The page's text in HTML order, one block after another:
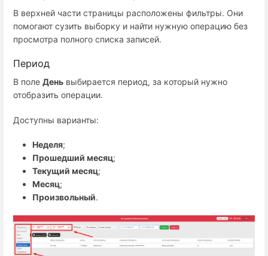
В верхней части страницы расположены фильтры. Они
помогают сузить выборку и найти нужную операцию без
просмотра полного списка записей.
Период
В поле День выбирается период, за который нужно
отобразить операции.
Доступны варианты:
Неделя;
Прошедший месяц;
Текущий месяц;
Месяц;
Произвольный.